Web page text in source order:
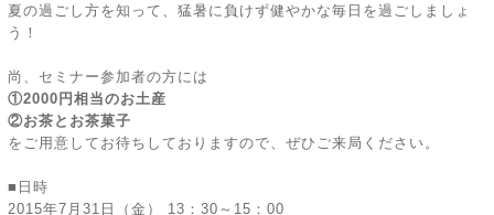
夏の過ごし方を知って、猛暑に負けず健やかな毎日を過ごしましょ
う！
尚、セミナー参加者の方には
①2000円相当のお土産
②お茶とお茶菓子
をご用意してお待ちしておりますので、ぜひご来局ください。
■日時
2015年7月31日（金） 13：30～15：00